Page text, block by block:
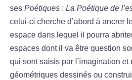
ses Poétiques : La Poétique de
celui-ci cherche d’abord à ancrer
espace dans lequel il pourra
espaces dont il va être question
qui sont saisis par l’imagination et
géométriques dessinés ou